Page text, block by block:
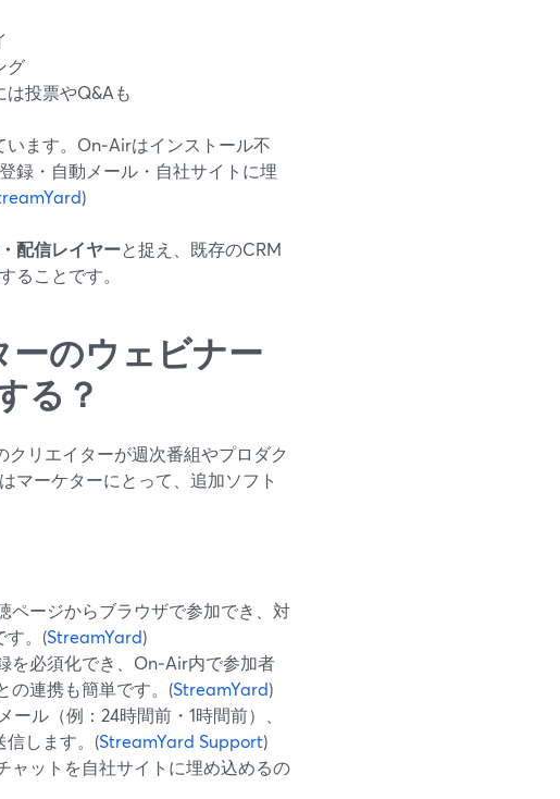
グ
投票やQ&Aも
ます。On‑Airはインストール不
録・自動メール・自社サイトに埋
)
配信レイヤーと捉え、既存のCRM
ることです。
ーのウェビナー
る？
リエイターが週次番組やプロダク
マーケターにとって、追加ソフト
ページからブラウザで参加でき、対
す。(StreamYard)
を必須化でき、On‑Air内で参加者
の連携も簡単です。(StreamYard)
ル（例：24時間前・1時間前）、
信します。(StreamYard Support)
ャットを自社サイトに埋め込めるの